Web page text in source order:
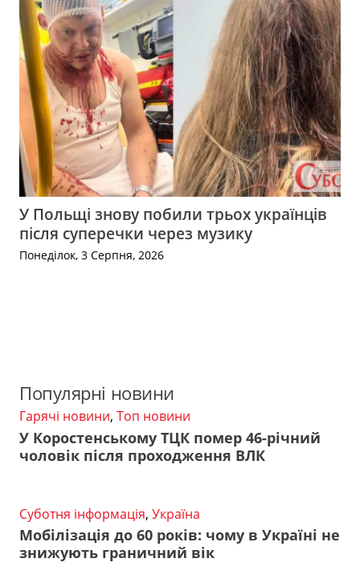
У Польщі знову побили трьох українців
після суперечки через музику
Понеділок, 3 Серпня, 2026
Популярні новини
Гарячі новини, Топ новини
У Коростенському ТЦК помер 46-річний
чоловік після проходження ВЛК
Суботня інформація, Україна
Мобілізація до 60 років: чому в Україні не
знижують граничний вік